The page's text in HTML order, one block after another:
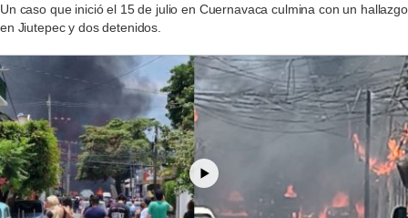
Un caso que inició el 15 de julio en Cuernavaca culmina con un hallazgo
en Jiutepec y dos detenidos.